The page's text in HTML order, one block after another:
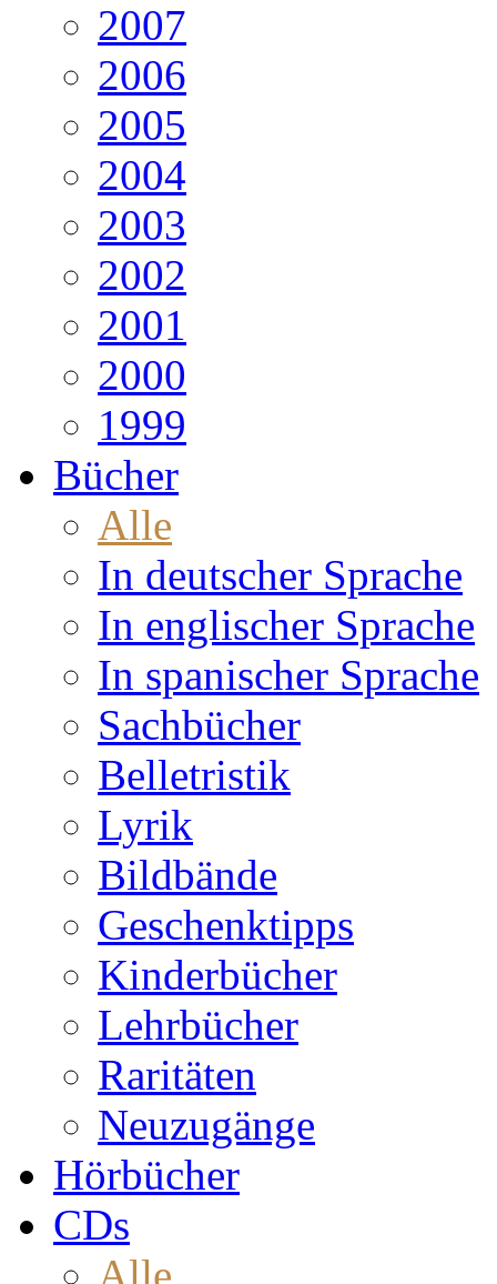
2007
2006
2005
2004
2003
2002
2001
2000
1999
Bücher
Alle
In deutscher Sprache
In englischer Sprache
In spanischer Sprache
Sachbücher
Belletristik
Lyrik
Bildbände
Geschenktipps
Kinderbücher
Lehrbücher
Raritäten
Neuzugänge
Hörbücher
CDs